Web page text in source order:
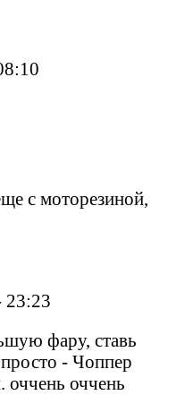
с моторезиной,
23:23
фару, ставь
- Чоппер
оччень